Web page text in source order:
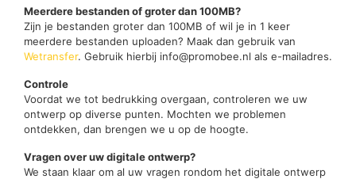
Meerdere bestanden of groter dan 100MB?
Zijn je bestanden groter dan 100MB of wil je in 1 keer
meerdere bestanden uploaden? Maak dan gebruik van
Wetransfer. Gebruik hierbij info@promobee.nl als e-mailadres.
Controle
Voordat we tot bedrukking overgaan, controleren we uw
ontwerp op diverse punten. Mochten we problemen
ontdekken, dan brengen we u op de hoogte.
Vragen over uw digitale ontwerp?
We staan klaar om al uw vragen rondom het digitale ontwerp